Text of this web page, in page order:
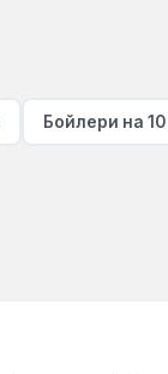
Бойлери на 10